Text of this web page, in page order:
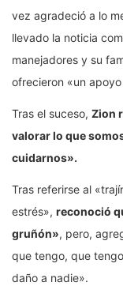
vez agradeció a lo
llevado la noticia
manejadores y su
ofrecieron «un
Tras el suceso, Zion
valorar lo que
cuidarnos».
Tras referirse al
estrés», reconoció
gruñón», pero,
que tengo, que
daño a nadie».